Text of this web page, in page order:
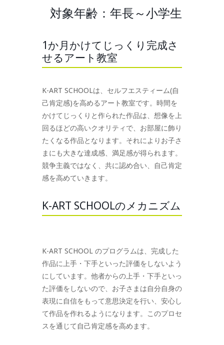
対象年齢：年長～小学生
1か月かけてじっくり完成さ
せるアート教室
K-ART SCHOOLは、セルフエスティーム(自
己肯定感)を高めるアート教室です。時間を
かけてじっくりと作られた作品は、想像を上
回るほどの高いクオリティで、お部屋に飾り
たくなる作品となります。それによりお子さ
まにも大きな達成感、満足感が得られます。
競争主義ではなく、共に認め合い、自己肯定
感を高めていきます。
K-ART SCHOOLのメカニズム
K-ART SCHOOL のプログラムは、完成した
作品に上手・下手といった評価をしないよう
にしています。他者からの上手・下手といっ
た評価をしないので、お子さまは自分自身の
表現に自信をもって意思決定を行い、安心し
て作品を作れるようになります。このプロセ
スを通じて自己肯定感を高めます。